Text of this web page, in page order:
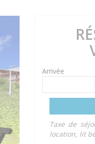
Arrivée
Taxe de
location, lit